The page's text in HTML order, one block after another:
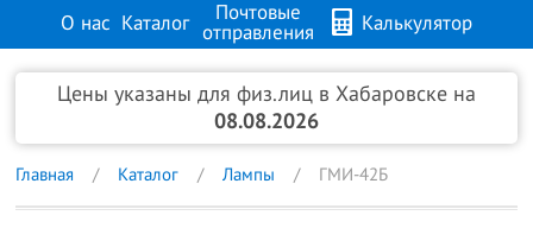
О нас Каталог
Почтовые
отправления
Калькулятор
Продажа металлов Контакты
Цены указаны для физ.лиц в Хабаровске на
08.08.2026
Главная Каталог Лампы ГМИ-42Б